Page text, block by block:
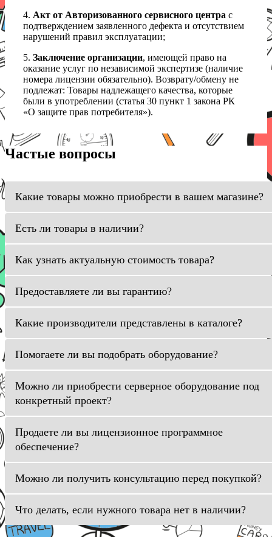
4. Акт от Авторизованного сервисного центра с
подтверждением заявленного дефекта и отсутствием
нарушений правил эксплуатации;
5. Заключение организации, имеющей право на
оказание услуг по независимой экспертизе (наличие
номера лицензии обязательно). Возврату/обмену не
подлежат: Товары надлежащего качества, которые
были в употреблении (статья 30 пункт 1 закона РК
«О защите прав потребителя»).
Частые вопросы
Какие товары можно приобрести в вашем магазине?
Есть ли товары в наличии?
Как узнать актуальную стоимость товара?
Предоставляете ли вы гарантию?
Какие производители представлены в каталоге?
Помогаете ли вы подобрать оборудование?
Можно ли приобрести серверное оборудование под
конкретный проект?
Продаете ли вы лицензионное программное
обеспечение?
Можно ли получить консультацию перед покупкой?
Что делать, если нужного товара нет в наличии?